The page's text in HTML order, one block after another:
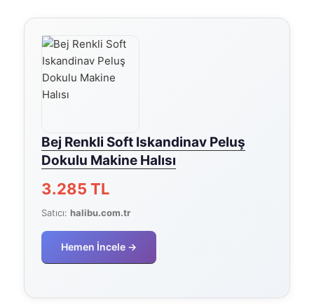
Bej Renkli Soft Iskandinav Peluş
Dokulu Makine Halısı
3.285 TL
Satıcı:halibu.com.tr
Hemen İncele →